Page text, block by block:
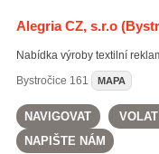
Alegria CZ, s.r.o
Nabídka výroby textilní
Bystročice 161 MAPA
NAVIGOVAT
VOLAT
NAPIŠTE NÁM